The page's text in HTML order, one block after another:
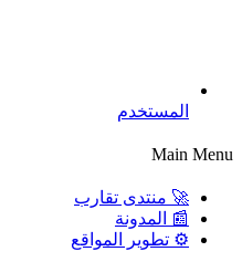
المستخدم
Main Menu
🚀 منتدى تقارب
📰 المدونة
⚙️ تطوير المواقع